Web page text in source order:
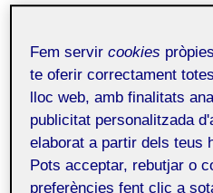
Taller de dibuix i
expressió gràfica aula 2
Per acomplir aquesta
només tres elements, des de
tipus d’exercici i necessitava
Fem servircookies
te oferir correctament
lloc web, amb finalitats
publicitat personalitzada
elaborat a partir dels teus
Pots acceptar, rebutjar o
preferències fent clic a